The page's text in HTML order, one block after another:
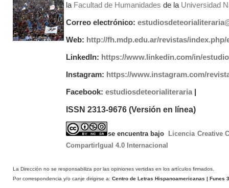
la Facultad de Humanidades de laUniversidad
Correo electrónico:
Web: http://fh.mdp.edu.ar/revistas/index.php/
LinkedIn: https://www.linkedin.com/in/
Instagram: https://www.instagram.com/
Facebook: estudiosdeteorialiteraria|
ISSN 2313-9676 (Versión en línea)
se encuentra bajo Licencia Creative
CompartirIgual 4.0 Internacional
La Dirección no se responsabiliza por las opiniones vertidas en los artículos firmados.
Por correspondencia y/o canje dirigirse a: Centro de Letras Hispanoamericanas | Funes